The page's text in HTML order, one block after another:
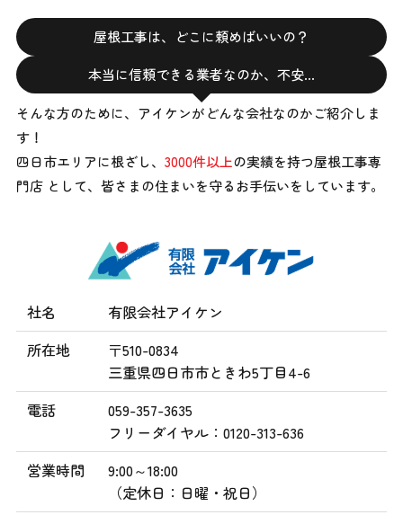
屋根工事は、どこに頼めばいいの？
本当に信頼できる業者なのか、不安…
そんな方のために、アイケンがどんな会社なのかご紹介しま
す！
四日市エリアに根ざし、 3000件以上の実績を持つ屋根工事専
門店 として、 皆さまの住まいを守るお手伝いをしています。
社名
有限会社アイケン
所在地
〒510-0834
三重県四日市市ときわ5丁目4-6
電話
059-357-3635
フリーダイヤル：0120-313-636
営業時間
9:00～18:00
（定休日：日曜・祝日）